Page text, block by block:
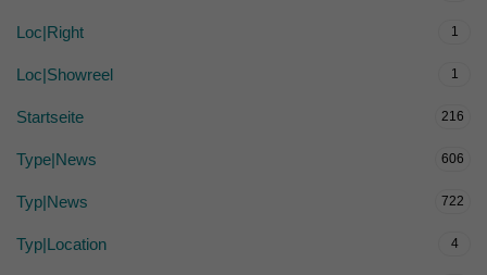
Loc|Right 1
Loc|Showreel 1
Startseite 216
Type|News 606
Typ|News 722
Typ|Location 4